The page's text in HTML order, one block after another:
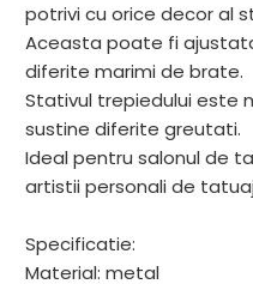
potrivi cu orice decor al
Aceasta poate fi
diferite marimi de brate.
Stativul trepiedului este
sustine diferite greutati.
Ideal pentru salonul de
artistii personali de
Specificatie:
Material: metal